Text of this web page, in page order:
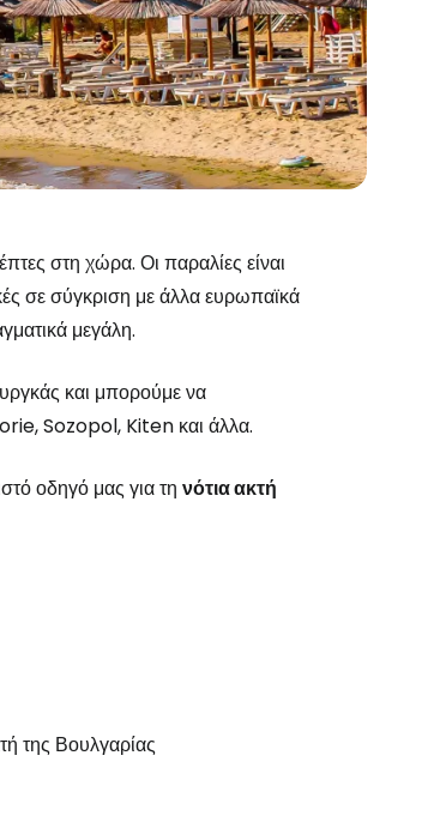
στη χώρα. Οι παραλίες είναι
σε σύγκριση με άλλα ευρωπαϊκά
μεγάλη.
και μπορούμε να
Sozopol, Kiten και άλλα.
οδηγό μας για τη νότια ακτή
της Βουλγαρίας